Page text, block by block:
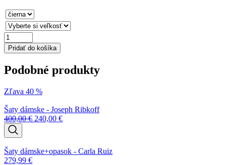
množstvo
Šaty
dámske
Marc
Pridať do košíka
Podobné produkty
Zľava 40 %
Šaty dámske - Joseph Ribkoff
400,00€ 240,00 €
Šaty dámske+opasok - Carla Ruiz
279,99 €